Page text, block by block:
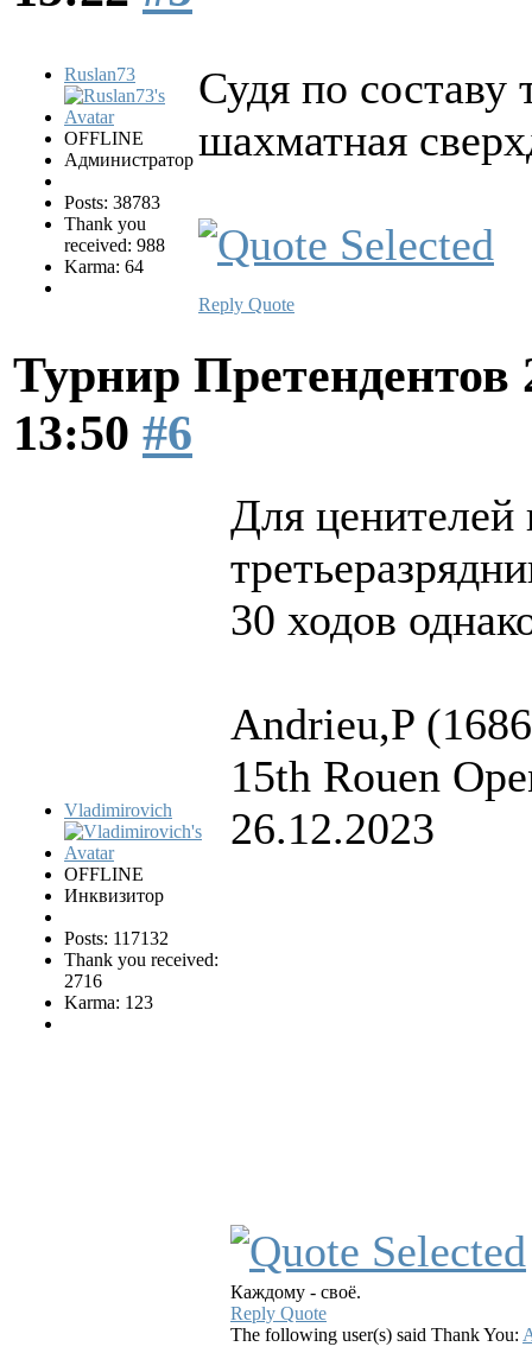
Ruslan73
OFFLINE
Администратор
Posts: 38783
Thank you
received: 988
Karma: 64
Судя по составу
шахматная
Reply Quote
Турнир Претендентов
13:50 #6
Vladimirovich
OFFLINE
Инквизитор
Posts: 117132
Thank you received:
2716
Karma: 123
Для ценителей
30 ходов
Andrieu,P
15th Rouen
26.12.2023
Каждому - своё.
Reply Quote
The following user(s) said Thank You: